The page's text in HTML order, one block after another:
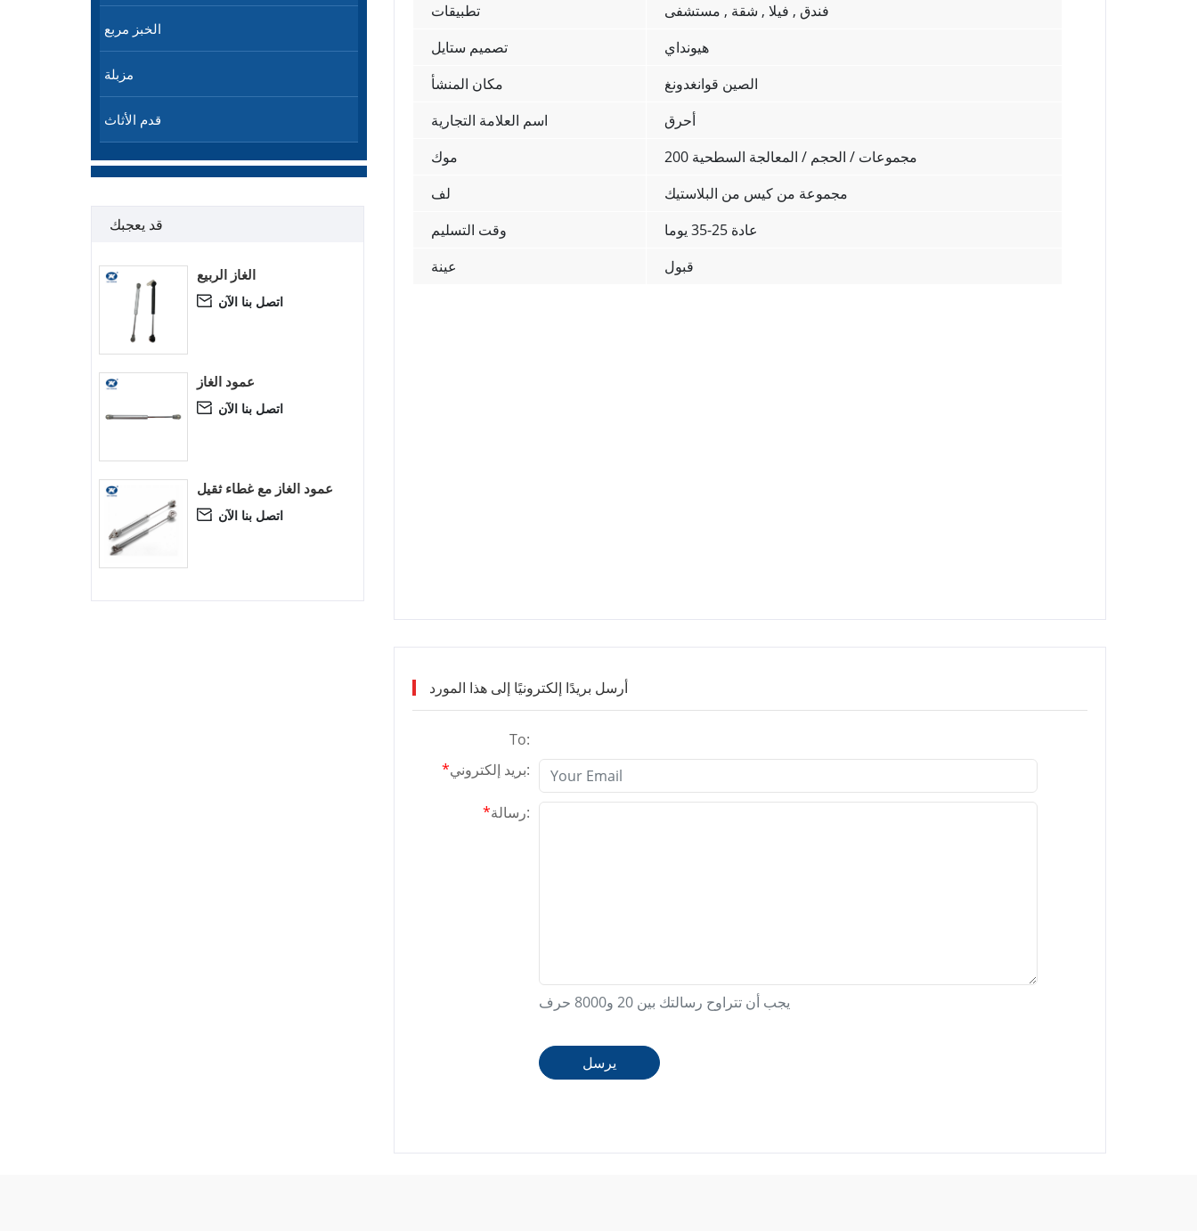
الخبز مربع
مزبلة
قدم الأثاث
قد يعجبك
الغاز الربيع
 اتصل بنا الآن
عمود الغاز
 اتصل بنا الآن
عمود الغاز مع غطاء ثقيل
 اتصل بنا الآن
تطبيقات
فندق , فيلا , شقة , مستشفى
تصميم ستايل
هيونداي
مكان المنشأ
الصين قوانغدونغ
اسم العلامة التجارية
أحرق
موك
200 مجموعات / الحجم / المعالجة السطحية
لف
مجموعة من كيس من البلاستيك
وقت التسليم
عادة 25-35 يوما
عينة
قبول
أرسل بريدًا إلكترونيًا إلى هذا المورد
To:
YAKO
* بريد إلكتروني:
* رسالة:
يجب أن تتراوح رسالتك بين 20 و8000 حرف